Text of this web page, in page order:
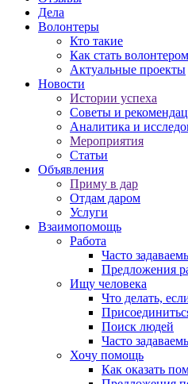
Дела
Волонтеры
Кто такие
Как стать волонтером
Актуальные проекты
Новости
Истории успеха
Советы и
Аналитика и
Мероприятия
Статьи
Объявления
Приму в дар
Отдам даром
Услуги
Взаимопомощь
Работа
Часто
Предложения
Ищу человека
Что делать,
Поиск людей
Часто
Хочу помощь
Как оказать